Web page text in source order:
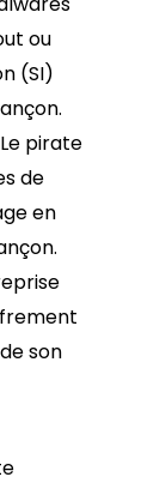
ou
(SI)
pirate
de
en
son